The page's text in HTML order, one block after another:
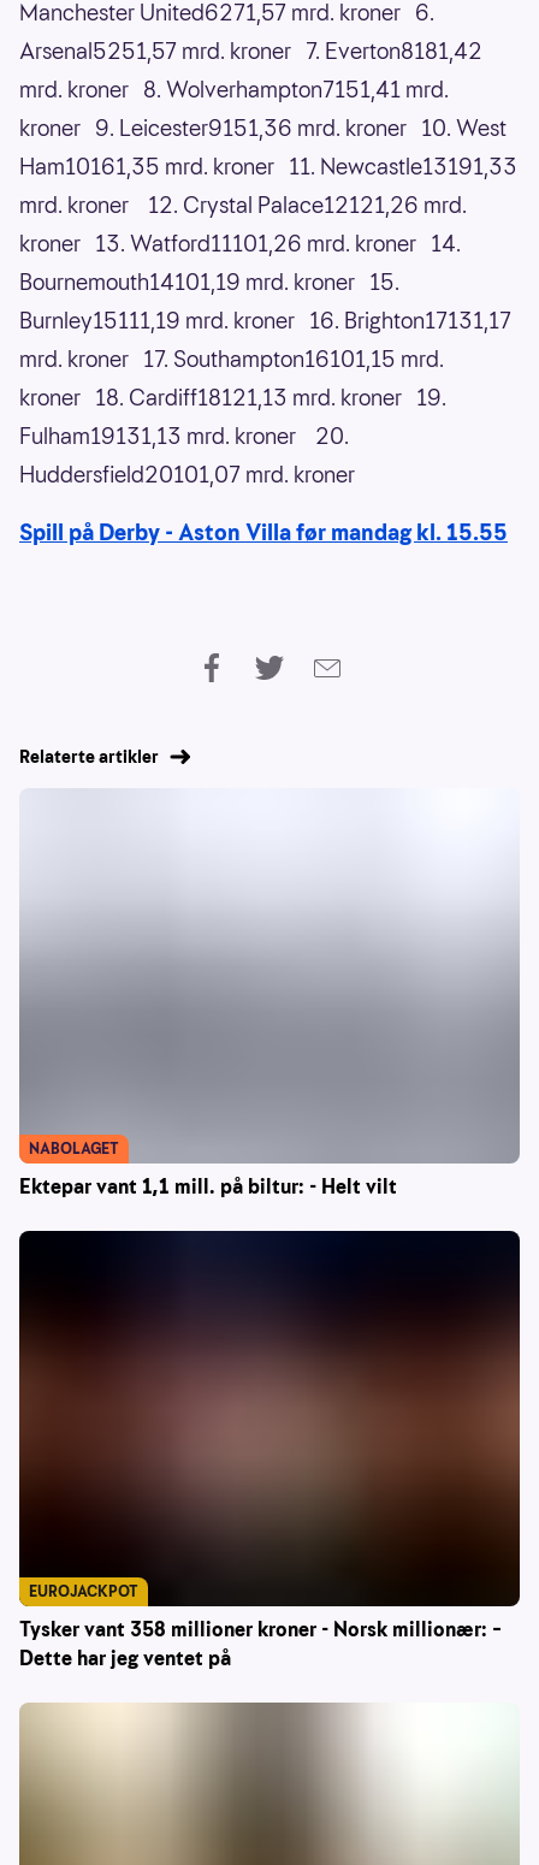
Manchester United6271,57 mrd. kroner 6.
Arsenal5251,57 mrd. kroner 7. Everton8181,42
mrd. kroner 8. Wolverhampton7151,41 mrd.
kroner 9. Leicester9151,36 mrd. kroner 10. West
Ham10161,35 mrd. kroner 11. Newcastle13191,33
mrd. kroner 12. Crystal Palace12121,26 mrd.
kroner 13. Watford11101,26 mrd. kroner 14.
Bournemouth14101,19 mrd. kroner 15.
Burnley15111,19 mrd. kroner 16. Brighton17131,17
mrd. kroner 17. Southampton16101,15 mrd.
kroner 18. Cardiff18121,13 mrd. kroner 19.
Fulham19131,13 mrd. kroner 20.
Huddersfield20101,07 mrd. kroner
Spill på Derby - Aston Villa før mandag kl. 15.55
Relaterte artikler
Ektepar vant 1,1 mill. på biltur: - Helt vilt
NABOLAGET
Tysker vant 358 millioner kroner - Norsk millionær: –
Dette har jeg ventet på
EUROJACKPOT